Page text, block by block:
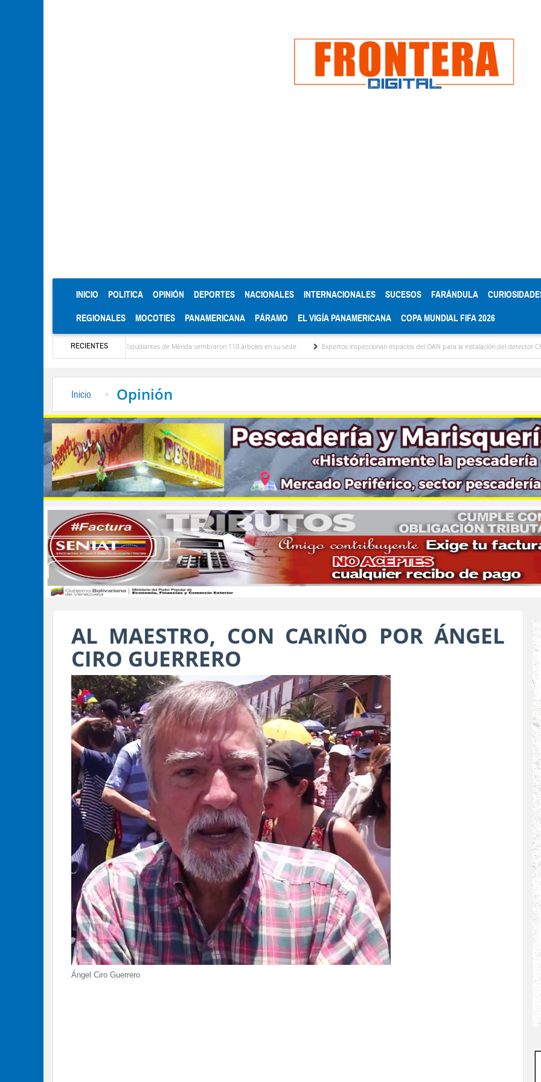
INICIO (CURRENT)
POLITICA OPINIÓN DEPORTES NACIONALES INTERNACIONALES SUCESOS FARÁNDULA
REGIONALES MOCOTIES PANAMERICANA PÁRAMO EL VIGÍA PANAMERICANA COPA MUNDIAL FIFA 2026
RECIENTES
Niños de Estudiantes de Mérida sembraron 110 árboles en su sede Expertos inspeccionan espacios del OAN para la instalación del detector Cherenkov de agua
Inicio Opinión
AL MAESTRO, CON CARIÑO POR ÁNGEL
CIRO GUERRERO
Ángel Ciro Guerrero